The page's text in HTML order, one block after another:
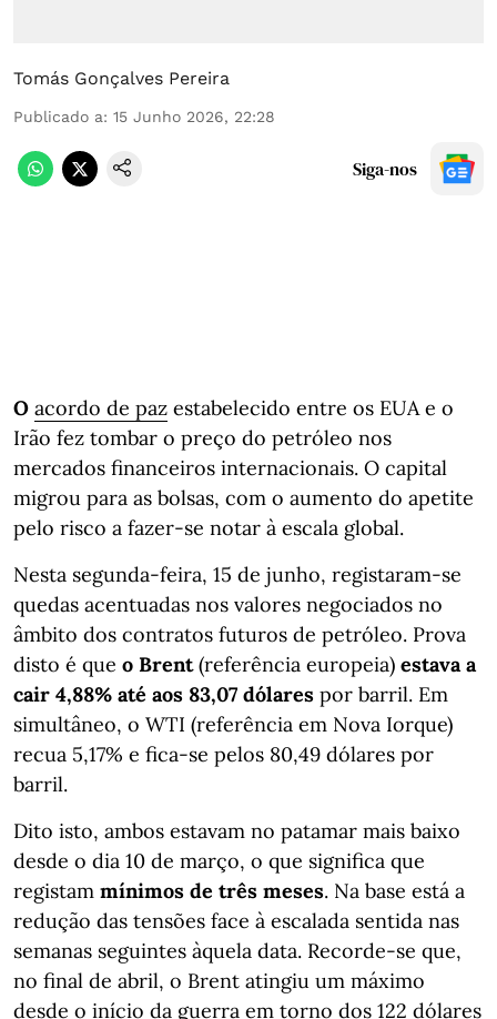
Tomás Gonçalves Pereira
Publicado a: 15 Junho 2026, 22:28
Siga-nos
O acordo de paz estabelecido entre os EUA e o
Irão fez tombar o preço do petróleo nos
mercados financeiros internacionais. O capital
migrou para as bolsas, com o aumento do apetite
pelo risco a fazer-se notar à escala global.
Nesta segunda-feira, 15 de junho, registaram-se
quedas acentuadas nos valores negociados no
âmbito dos contratos futuros de petróleo. Prova
disto é que o Brent(referência europeia) estava a
cair 4,88% até aos 83,07 dólares por barril. Em
simultâneo, o WTI (referência em Nova Iorque)
recua 5,17% e fica-se pelos 80,49 dólares por
barril.
Dito isto, ambos estavam no patamar mais baixo
desde o dia 10 de março, o que significa que
registam mínimos de três meses. Na base está a
redução das tensões face à escalada sentida nas
semanas seguintes àquela data. Recorde-se que,
no final de abril, o Brent atingiu um máximo
desde o início da guerra em torno dos 122 dólares